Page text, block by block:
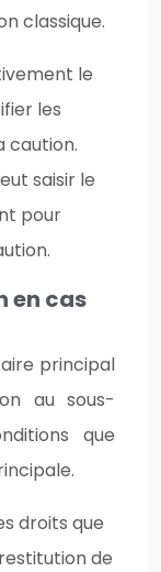
classique.
le
les
caution.
saisir le
pour
en cas
principal
au sous-
que
droits que
de